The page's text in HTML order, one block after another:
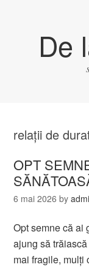
De
relații de
OPT
6 mai 2026 by
Opt semne că ai
ajung să
mai fragile, mulți